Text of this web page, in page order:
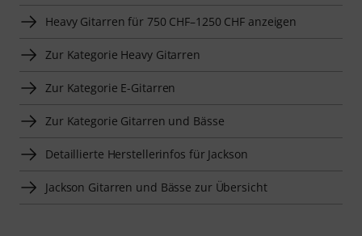
Heavy Gitarren für 750 CHF–1250 CHF anzeigen
Zur Kategorie Heavy Gitarren
Zur Kategorie E-Gitarren
Zur Kategorie Gitarren und Bässe
Detaillierte Herstellerinfos für Jackson
Jackson Gitarren und Bässe zur Übersicht